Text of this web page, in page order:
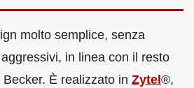
molto semplice, senza
in linea con il resto
È realizzato in Zytel ®,